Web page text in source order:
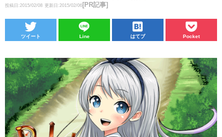
投稿日:2015/02/08 更新日:2015/02/06 [PR記事]
ツイート Line はてブ Pocket